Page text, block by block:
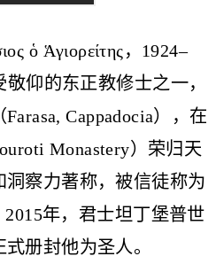
ὁ Ἁγιορείτης，1924–
仰的东正教修士之一，
Cappadocia），在
Monastery）荣归天
察力著称，被信徒称为
年，君士坦丁堡普世
册封他为圣人。